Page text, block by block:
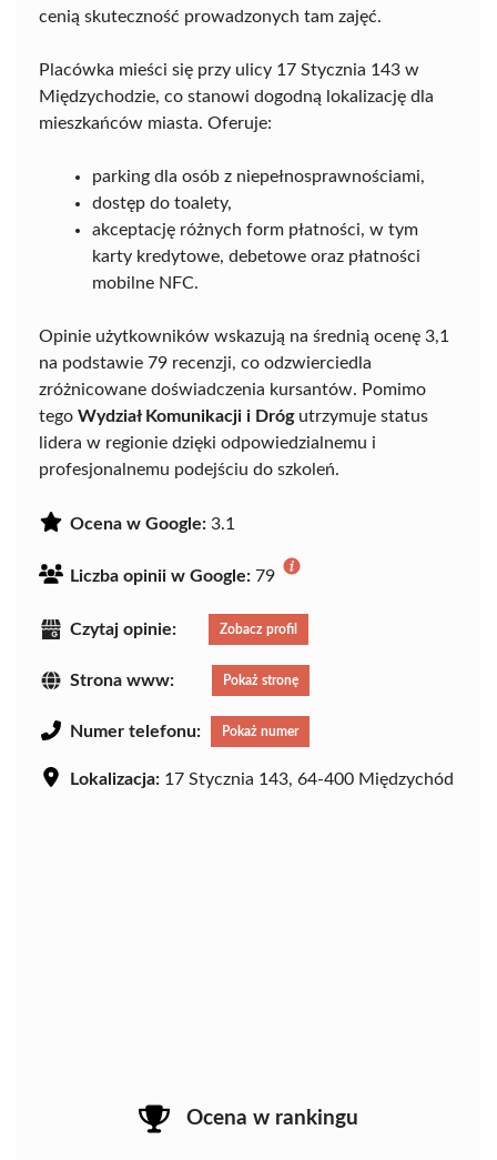
cenią skuteczność prowadzonych tam zajęć.
Placówka mieści się przy ulicy 17 Stycznia 143 w
Międzychodzie, co stanowi dogodną lokalizację dla
mieszkańców miasta. Oferuje:
parking dla osób z niepełnosprawnościami,
dostęp do toalety,
akceptację różnych form płatności, w tym
karty kredytowe, debetowe oraz płatności
mobilne NFC.
Opinie użytkowników wskazują na średnią ocenę 3,1
na podstawie 79 recenzji, co odzwierciedla
zróżnicowane doświadczenia kursantów. Pomimo
tego Wydział Komunikacji i Drógutrzymuje status
lidera w regionie dzięki odpowiedzialnemu i
profesjonalnemu podejściu do szkoleń.
Ocena w Google: 3.1
Liczba opinii w Google: 79
Czytaj opinie: Zobacz profil
Strona www: Pokaż stronę
Numer telefonu: Pokaż numer
Lokalizacja: 17 Stycznia 143, 64-400 Międzychód
Ocena w rankingu